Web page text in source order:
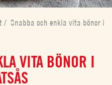
/ Snabba och enkla vita bönor i
VITA BÖNOR I